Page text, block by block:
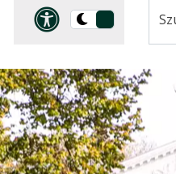
Panel
Przełącz
ciemną